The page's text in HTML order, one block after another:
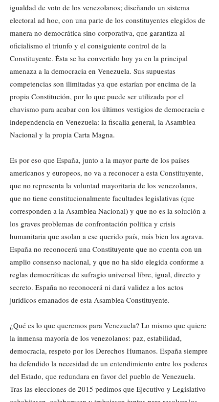
igualdad de voto de los venezolanos; diseñando un sistema
electoral ad hoc, con una parte de los constituyentes elegidos de
manera no democrática sino corporativa, que garantiza al
oficialismo el triunfo y el consiguiente control de la
Constituyente. Ésta se ha convertido hoy ya en la principal
amenaza a la democracia en Venezuela. Sus supuestas
competencias son ilimitadas ya que estarían por encima de la
propia Constitución, por lo que puede ser utilizada por el
chavismo para acabar con los últimos vestigios de democracia e
independencia en Venezuela: la fiscalía general, la Asamblea
Nacional y la propia Carta Magna.
Es por eso que España, junto a la mayor parte de los países
americanos y europeos, no va a reconocer a esta Constituyente,
que no representa la voluntad mayoritaria de los venezolanos,
que no tiene constitucionalmente facultades legislativas (que
corresponden a la Asamblea Nacional) y que no es la solución a
los graves problemas de confrontación política y crisis
humanitaria que asolan a ese querido país, más bien los agrava.
España no reconocerá una Constituyente que no cuenta con un
amplio consenso nacional, y que no ha sido elegida conforme a
reglas democráticas de sufragio universal libre, igual, directo y
secreto. España no reconocerá ni dará validez a los actos
jurídicos emanados de esta Asamblea Constituyente.
¿Qué es lo que queremos para Venezuela? Lo mismo que quiere
la inmensa mayoría de los venezolanos: paz, estabilidad,
democracia, respeto por los Derechos Humanos. España siempre
ha defendido la necesidad de un entendimiento entre los poderes
del Estado, que redundara en favor del pueblo de Venezuela.
Tras las elecciones de 2015 pedimos que Ejecutivo y Legislativo